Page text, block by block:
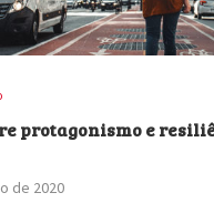
protagonismo e
de 2020